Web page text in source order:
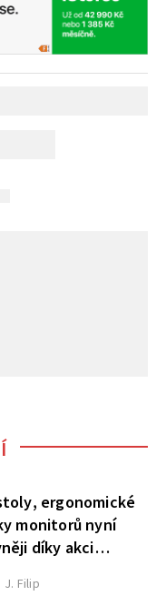
ergonomické
monitorů nyní
díky akci
J. Filip